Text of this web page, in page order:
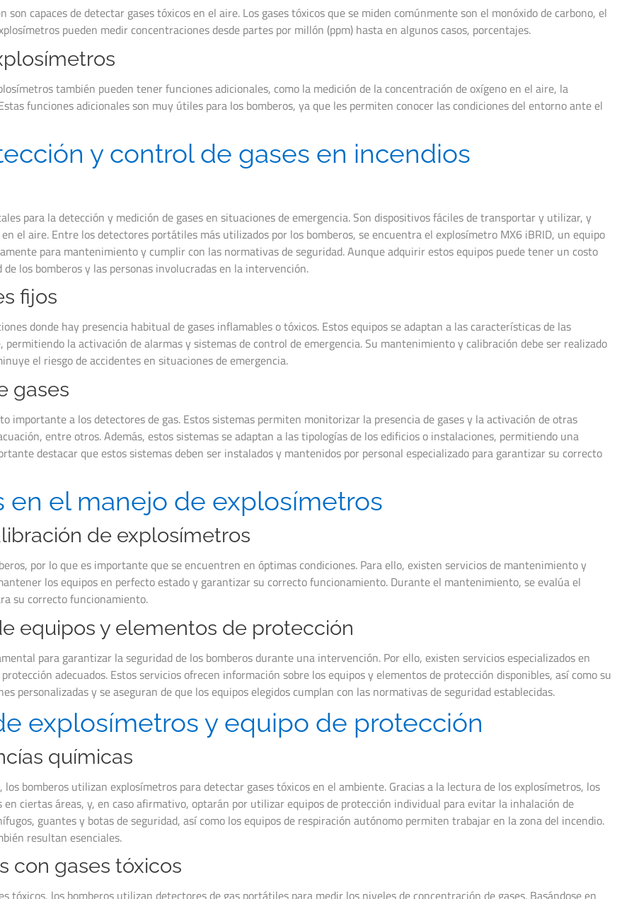
capaces de detectar gases tóxicos en el aire. Los gases tóxicos que se miden comúnmente son el monóxido de carbono, el
pueden medir concentraciones desde partes por millón (ppm) hasta en algunos casos, porcentajes.
también pueden tener funciones adicionales, como la medición de la concentración de oxígeno en el aire, la
funciones adicionales son muy útiles para los bomberos, ya que les permiten conocer las condiciones del entorno ante el
y control de gases en incendios
para la detección y medición de gases en situaciones de emergencia. Son dispositivos fáciles de transportar y utilizar, y
el aire. Entre los detectores portátiles más utilizados por los bomberos, se encuentra el explosímetro MX6 iBRID, un equipo
para mantenimiento y cumplir con las normativas de seguridad. Aunque adquirir estos equipos puede tener un costo
los bomberos y las personas involucradas en la intervención.
fijos
donde hay presencia habitual de gases inflamables o tóxicos. Estos equipos se adaptan a las características de las
la activación de alarmas y sistemas de control de emergencia. Su mantenimiento y calibración debe ser realizado
el riesgo de accidentes en situaciones de emergencia.
gases
importante a los detectores de gas. Estos sistemas permiten monitorizar la presencia de gases y la activación de otras
entre otros. Además, estos sistemas se adaptan a las tipologías de los edificios o instalaciones, permitiendo una
destacar que estos sistemas deben ser instalados y mantenidos por personal especializado para garantizar su correcto
en el manejo de explosímetros
de explosímetros
por lo que es importante que se encuentren en óptimas condiciones. Para ello, existen servicios de mantenimiento y
los equipos en perfecto estado y garantizar su correcto funcionamiento. Durante el mantenimiento, se evalúa el
su correcto funcionamiento.
equipos y elementos de protección
para garantizar la seguridad de los bomberos durante una intervención. Por ello, existen servicios especializados en
adecuados. Estos servicios ofrecen información sobre los equipos y elementos de protección disponibles, así como su
personalizadas y se aseguran de que los equipos elegidos cumplan con las normativas de seguridad establecidas.
explosímetros y equipo de protección
químicas
bomberos utilizan explosímetros para detectar gases tóxicos en el ambiente. Gracias a la lectura de los explosímetros, los
ciertas áreas, y, en caso afirmativo, optarán por utilizar equipos de protección individual para evitar la inhalación de
guantes y botas de seguridad, así como los equipos de respiración autónomo permiten trabajar en la zona del incendio.
resultan esenciales.
con gases tóxicos